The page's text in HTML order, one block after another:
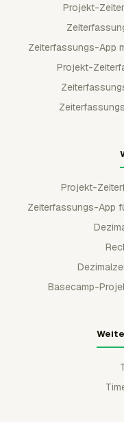
Projekt-
Zeiterfassungs-App
Projekt-
Projekt-
Zeiterfassungs-App
Basecamp-